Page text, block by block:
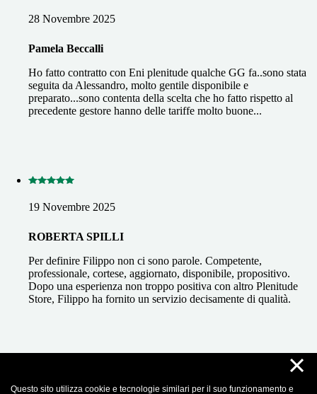
Questo sito utilizza cookie e tecnologie similari per il suo funzionamento e
×
28 Novembre 2025
Pamela Beccalli
Ho fatto contratto con Eni plenitude qualche GG fa..sono stata
seguita da Alessandro, molto gentile disponibile e
preparato...sono contenta della scelta che ho fatto rispetto al
precedente gestore hanno delle tariffe molto buone...
19 Novembre 2025
ROBERTA SPILLI
Per definire Filippo non ci sono parole. Competente,
professionale, cortese, aggiornato, disponibile, propositivo.
Dopo una esperienza non troppo positiva con altro Plenitude
Store, Filippo ha fornito un servizio decisamente di qualità.